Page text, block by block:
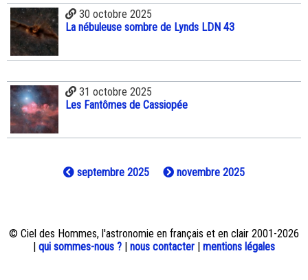
30 octobre 2025
La nébuleuse sombre de Lynds LDN 43
31 octobre 2025
Les Fantômes de Cassiopée
septembre 2025 novembre 2025
© Ciel des Hommes, l'astronomie en français et en clair 2001-2026
| qui sommes-nous ? | nous contacter | mentions légales